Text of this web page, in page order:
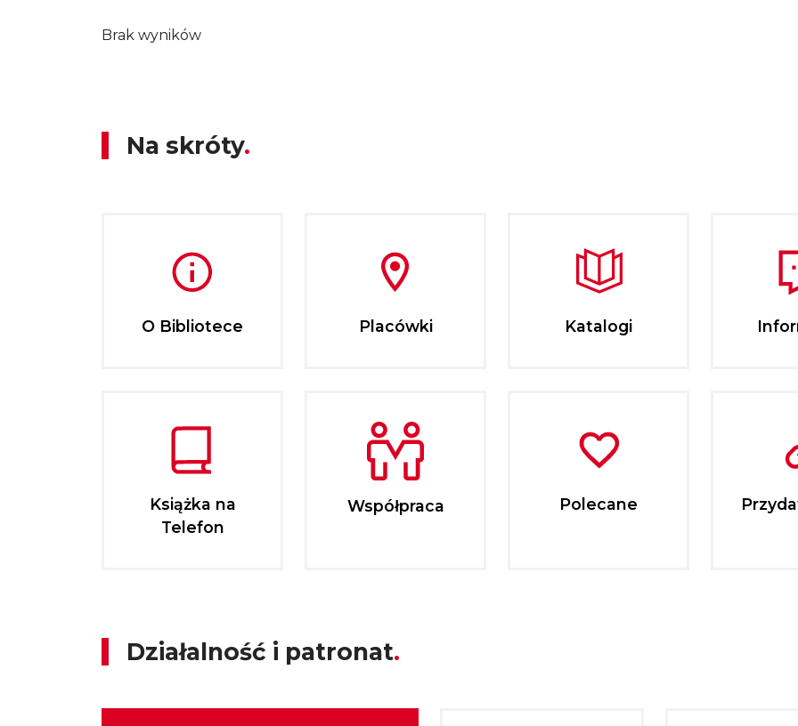
Brak wyników
Na skróty
O Bibliotece Placówki Katalogi
Książka na
Telefon
Współpraca Polecane
Działalność i patronat